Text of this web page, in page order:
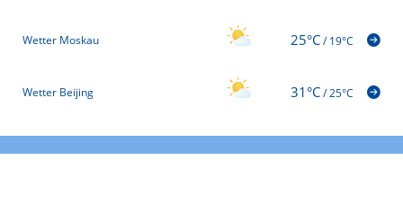
Wetter Moskau 25°C/19°C
Wetter Beijing 31°C/25°C